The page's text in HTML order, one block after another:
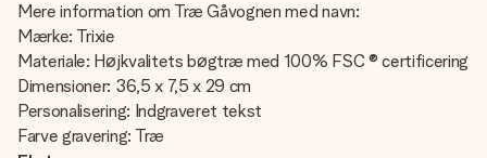
Mere information om Træ Gåvognen med navn:
Mærke: Trixie
Materiale: Højkvalitets bøgtræ med 100% FSC ® certificering
Dimensioner: 36,5 x 7,5 x 29 cm
Personalisering: Indgraveret tekst
Farve gravering: Træ